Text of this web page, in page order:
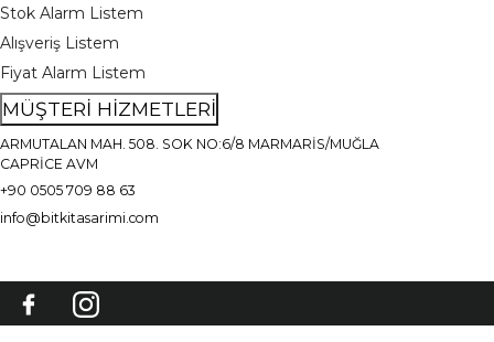
Stok Alarm Listem
Alışveriş Listem
Fiyat Alarm Listem
MÜŞTERİ HİZMETLERİ
ARMUTALAN MAH. 508. SOK NO:6/8 MARMARİS/MUĞLA
CAPRİCE AVM
+90 0505 709 88 63
info@bitkitasarimi.com